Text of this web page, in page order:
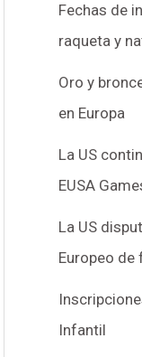
Fechas de
raqueta y
Oro y
en Europa
La US
EUSA
La US
Europeo de
Infantil